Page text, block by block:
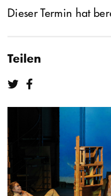
Dieser Termin hat
Teilen
Teilen bei Twitter